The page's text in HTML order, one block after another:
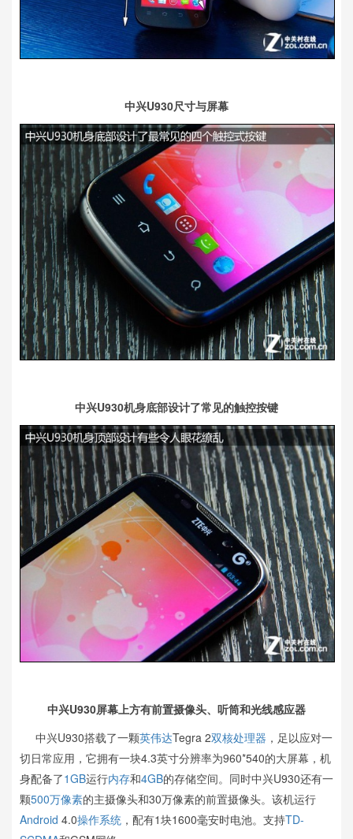
中兴U930尺寸与屏幕
中兴U930机身底部设计了常见的触控按键
中兴U930屏幕上方有前置摄像头、听筒和光线感应器
中兴U930搭载了一颗英伟达Tegra 2双核处理器 ，足以应对一
切日常应用，它拥有一块4.3英寸分辨率为960*540的大屏幕，机
身配备了1GB运行内存和4GB的存储空间。同时中兴U930还有一
颗500万像素的主摄像头和30万像素的前置摄像头。该机运行
Android 4.0操作系统 ，配有1块1600毫安时电池。支持TD-